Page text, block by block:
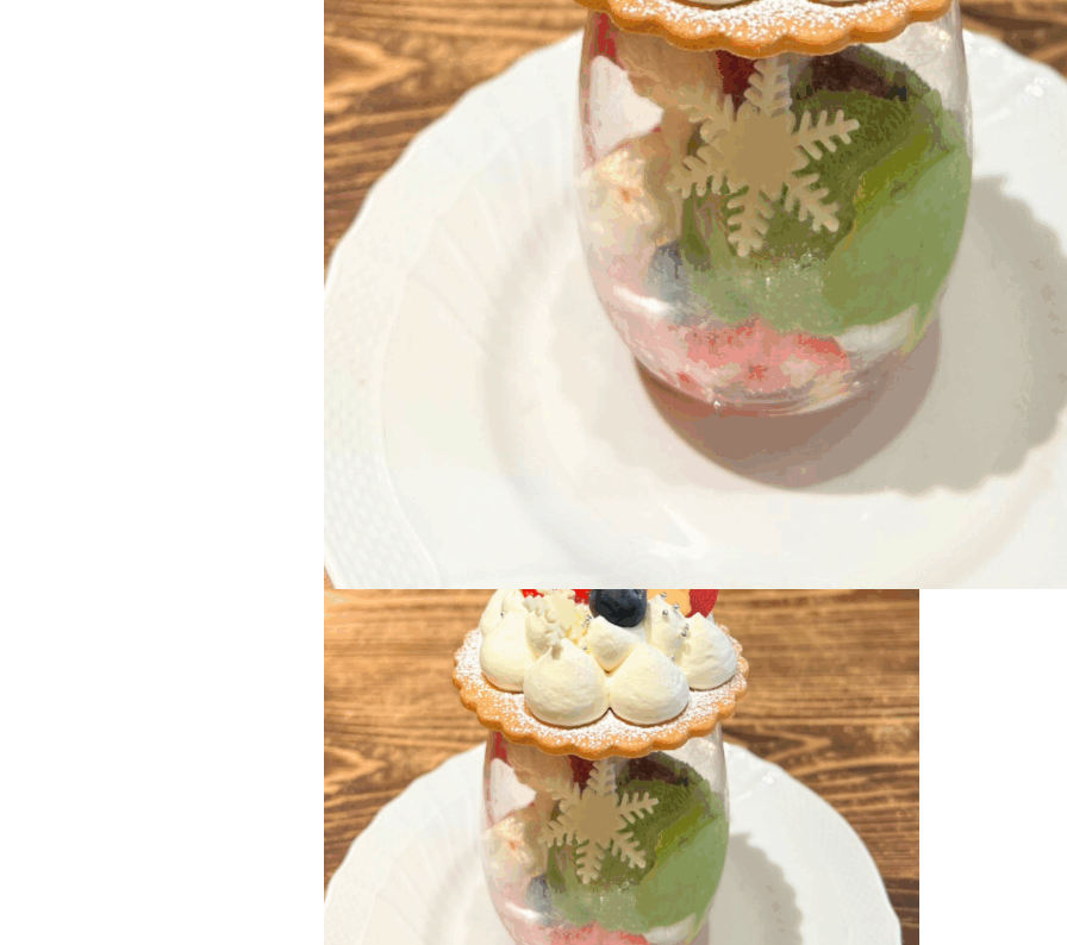
🎄クリスマススノードームパフェ🎄
明日 11/17(月)より、カフェにて提供スタート！✨🦌